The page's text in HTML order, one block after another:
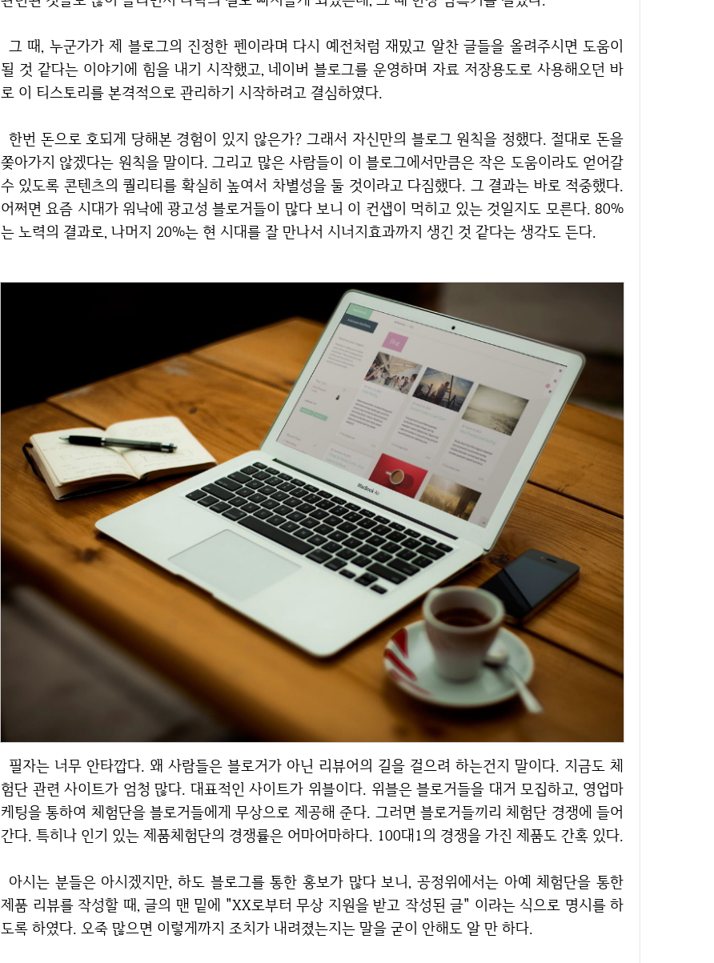
그 때, 누군가가 제 블로그의 진정한 펜이라며 다시 예전처럼 재밌고 알찬 글들을 올려주시면 도움이
될 것 같다는 이야기에 힘을 내기 시작했고, 네이버 블로그를 운영하며 자료 저장용도로 사용해오던 바
로 이 티스토리를 본격적으로 관리하기 시작하려고 결심하였다.
한번 돈으로 호되게 당해본 경험이 있지 않은가? 그래서 자신만의 블로그 원칙을 정했다. 절대로 돈을
쫒아가지 않겠다는 원칙을 말이다. 그리고 많은 사람들이 이 블로그에서만큼은 작은 도움이라도 얻어갈
수 있도록 콘텐츠의 퀄리티를 확실히 높여서 차별성을 둘 것이라고 다짐했다. 그 결과는 바로 적중했다.
어쩌면 요즘 시대가 워낙에 광고성 블로거들이 많다 보니 이 컨샙이 먹히고 있는 것일지도 모른다. 80%
는 노력의 결과로, 나머지 20%는 현 시대를 잘 만나서 시너지효과까지 생긴 것 같다는 생각도 든다.
필자는 너무 안타깝다. 왜 사람들은 블로거가 아닌 리뷰어의 길을 걸으려 하는건지 말이다. 지금도 체
험단 관련 사이트가 엄청 많다. 대표적인 사이트가 위블이다. 위블은 블로거들을 대거 모집하고, 영업마
케팅을 통하여 체험단을 블로거들에게 무상으로 제공해 준다. 그러면 블로거들끼리 체험단 경쟁에 들어
간다. 특히나 인기 있는 제품체험단의 경쟁률은 어마어마하다. 100대1의 경쟁을 가진 제품도 간혹 있다.
아시는 분들은 아시겠지만, 하도 블로그를 통한 홍보가 많다 보니, 공정위에서는 아예 체험단을 통한
제품 리뷰를 작성할 때, 글의 맨 밑에 "XX로부터 무상 지원을 받고 작성된 글" 이라는 식으로 명시를 하
도록 하였다. 오죽 많으면 이렇게까지 조치가 내려졌는지는 말을 굳이 안해도 알 만 하다.